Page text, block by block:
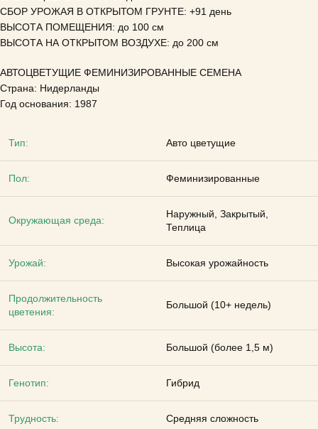
СБОР УРОЖАЯ В ОТКРЫТОМ ГРУНТЕ: +91 день
ВЫСОТА ПОМЕЩЕНИЯ: до 100 см
ВЫСОТА НА ОТКРЫТОМ ВОЗДУХЕ: до 200 см
АВТОЦВЕТУЩИЕ ФЕМИНИЗИРОВАННЫЕ СЕМЕНА
Страна: Нидерланды
Год основания: 1987
Тип: Авто цветущие
Пол: Феминизированные
Окружающая среда:
Наружный, Закрытый,
Теплица
Урожай: Высокая урожайность
Продолжительность
цветения:
Большой (10+ недель)
Высота: Большой (более 1,5 м)
Генотип: Гибрид
Трудность: Средняя сложность